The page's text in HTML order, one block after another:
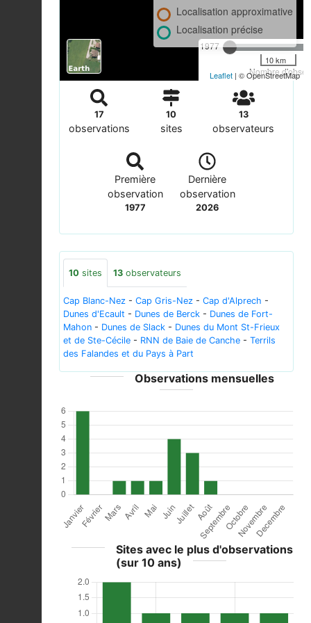
1977
Nombre
Localisation approximative
Localisation précise
10 km
Leaflet | © OpenStreetMap
17
observations
10
sites
13
observateurs
Première
observation
1977
Dernière
observation
2026
10 sites 13 observateurs
Cap Blanc-Nez - Cap Gris-Nez - Cap d'Alprech -
Dunes d'Ecault - Dunes de Berck - Dunes de Fort-
Mahon - Dunes de Slack - Dunes du Mont St-Frieux
et de Ste-Cécile - RNN de Baie de Canche - Terrils
des Falandes et du Pays à Part
Observations mensuelles
Sites avec le plus d'observations
(sur 10 ans)